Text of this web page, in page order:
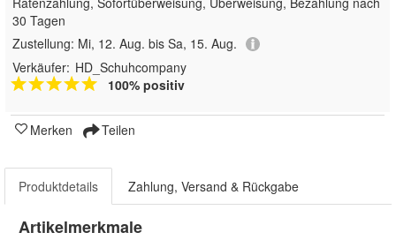
30 Tagen
Zustellung: Mi, 12. Aug. bis Sa, 15. Aug.
Verkäufer: HD_Schuhcompany
100% positiv
Merken Teilen
Produktdetails Zahlung, Versand & Rückgabe
Artikelmerkmale